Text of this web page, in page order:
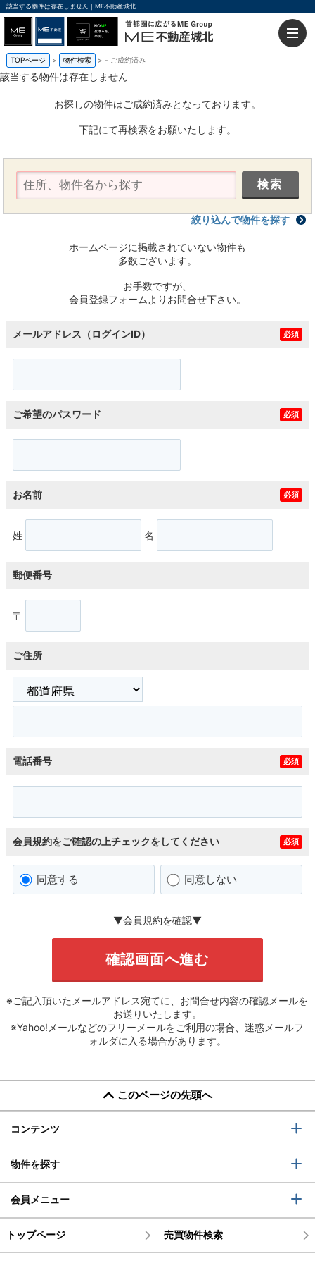
該当する物件は存在しません｜ME不動産城北
TOPページ 物件検索 - ご成約済み
該当する物件は存在しません
お探しの物件はご成約済みとなっております。
下記にて再検索をお願いたします。
絞り込んで物件を探す
ホームページに掲載されていない物件も
多数ございます。
お手数ですが、
会員登録フォームよりお問合せ下さい。
メールアドレス（ログインID） 必須
ご希望のパスワード 必須
お名前 必須
姓 名
郵便番号
〒
ご住所
電話番号 必須
会員規約をご確認の上チェックをしてください 必須
同意する 同意しない
▼会員規約を確認▼
※ご記入頂いたメールアドレス宛てに、お問合せ内容の確認メールを
お送りいたします。
※Yahoo!メールなどのフリーメールをご利用の場合、迷惑メールフ
ォルダに入る場合があります。
このページの先頭へ
コンテンツ
物件を探す
会員メニュー
トップページ 売買物件検索